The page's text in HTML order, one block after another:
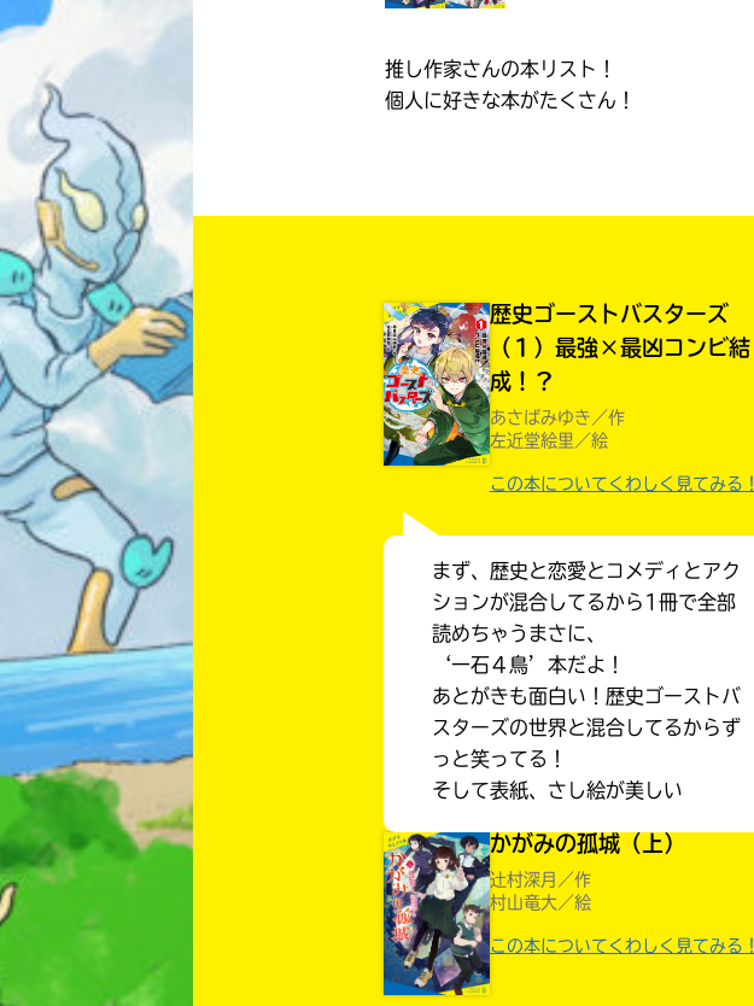
大人気
推し作家さんの本リスト！
個人に好きな本がたくさん！
歴史ゴーストバスターズ
（１）最強×最凶コンビ結
成！？
あさばみゆき／作
左近堂絵里／絵
この本についてくわしく見てみる！
まず、歴史と恋愛とコメディとアク
ションが混合してるから1冊で全部
読めちゃうまさに、
‘一石４鳥’本だよ！
あとがきも面白い！歴史ゴーストバ
スターズの世界と混合してるからず
っと笑ってる！
そして表紙、さし絵が美しい
かがみの孤城（上）
辻村深月／作
村山竜大／絵
この本についてくわしく見てみる！